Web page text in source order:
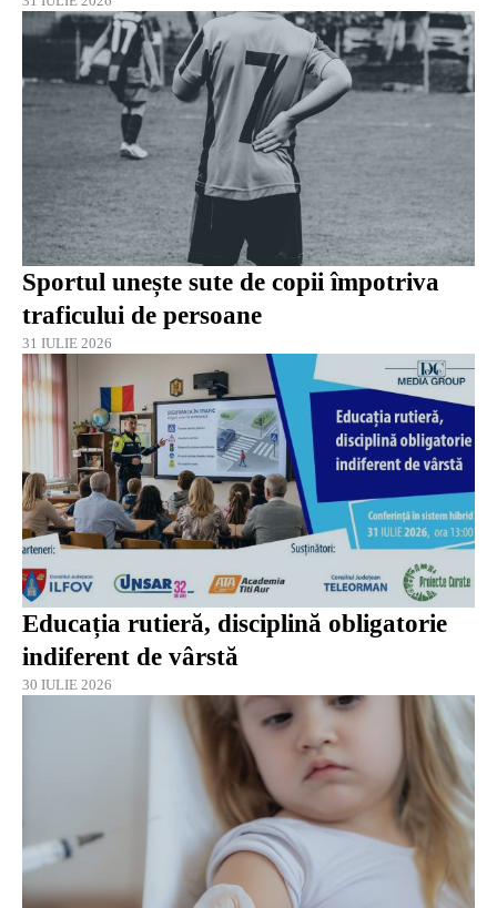
Sportul unește sute de copii împotriva
traficului de persoane
31 IULIE 2026
Educația rutieră, disciplină obligatorie
indiferent de vârstă
30 IULIE 2026